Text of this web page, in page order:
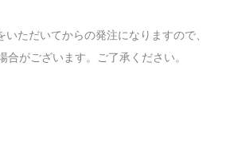
ただいてからの発注になりますので、
合がございます。ご了承ください。